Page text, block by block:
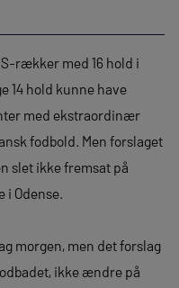
rækker med 16 hold i
14 hold kunne have
med ekstraordinær
fodbold. Men forslaget
slet ikke fremsat på
i Odense.
morgen, men det forslag
ikke ændre på